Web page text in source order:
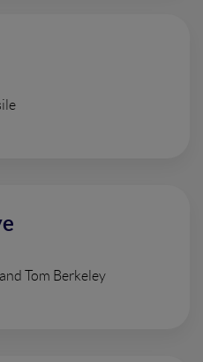
Tom Berkeley